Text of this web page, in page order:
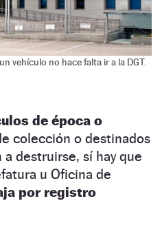
vehículo no hace falta ir a la DGT.
de época o
colección o destinados
a destruirse, sí hay que
u Oficina de
por registro